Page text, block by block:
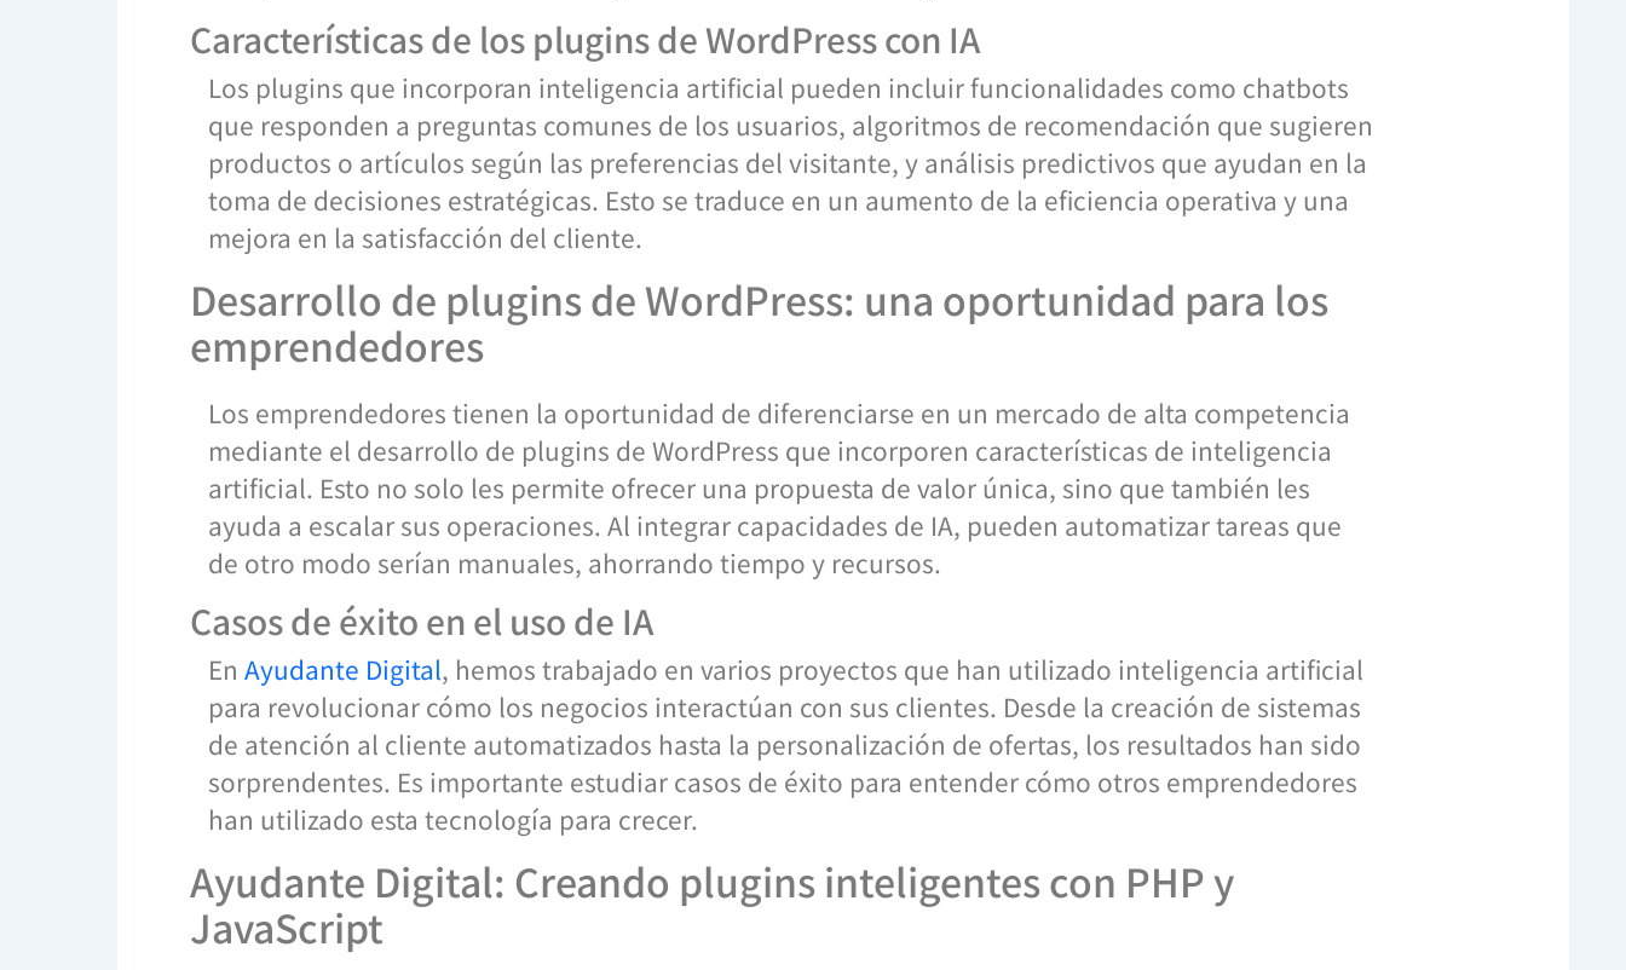
Características de los plugins de WordPress con IA
Los plugins que incorporan inteligencia artificial pueden incluir funcionalidades como chatbots
que responden a preguntas comunes de los usuarios, algoritmos de recomendación que sugieren
productos o artículos según las preferencias del visitante, y análisis predictivos que ayudan en la
toma de decisiones estratégicas. Esto se traduce en un aumento de la eficiencia operativa y una
mejora en la satisfacción del cliente.
Desarrollo de plugins de WordPress: una oportunidad para los
emprendedores
Los emprendedores tienen la oportunidad de diferenciarse en un mercado de alta competencia
mediante el desarrollo de plugins de WordPress que incorporen características de inteligencia
artificial. Esto no solo les permite ofrecer una propuesta de valor única, sino que también les
ayuda a escalar sus operaciones. Al integrar capacidades de IA, pueden automatizar tareas que
de otro modo serían manuales, ahorrando tiempo y recursos.
Casos de éxito en el uso de IA
En Ayudante Digital, hemos trabajado en varios proyectos que han utilizado inteligencia artificial
para revolucionar cómo los negocios interactúan con sus clientes. Desde la creación de sistemas
de atención al cliente automatizados hasta la personalización de ofertas, los resultados han sido
sorprendentes. Es importante estudiar casos de éxito para entender cómo otros emprendedores
han utilizado esta tecnología para crecer.
Ayudante Digital: Creando plugins inteligentes con PHP y
JavaScript